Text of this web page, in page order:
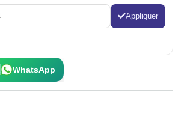
Appliquer
WhatsApp